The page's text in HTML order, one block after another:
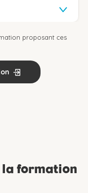
proposant ces
la formation